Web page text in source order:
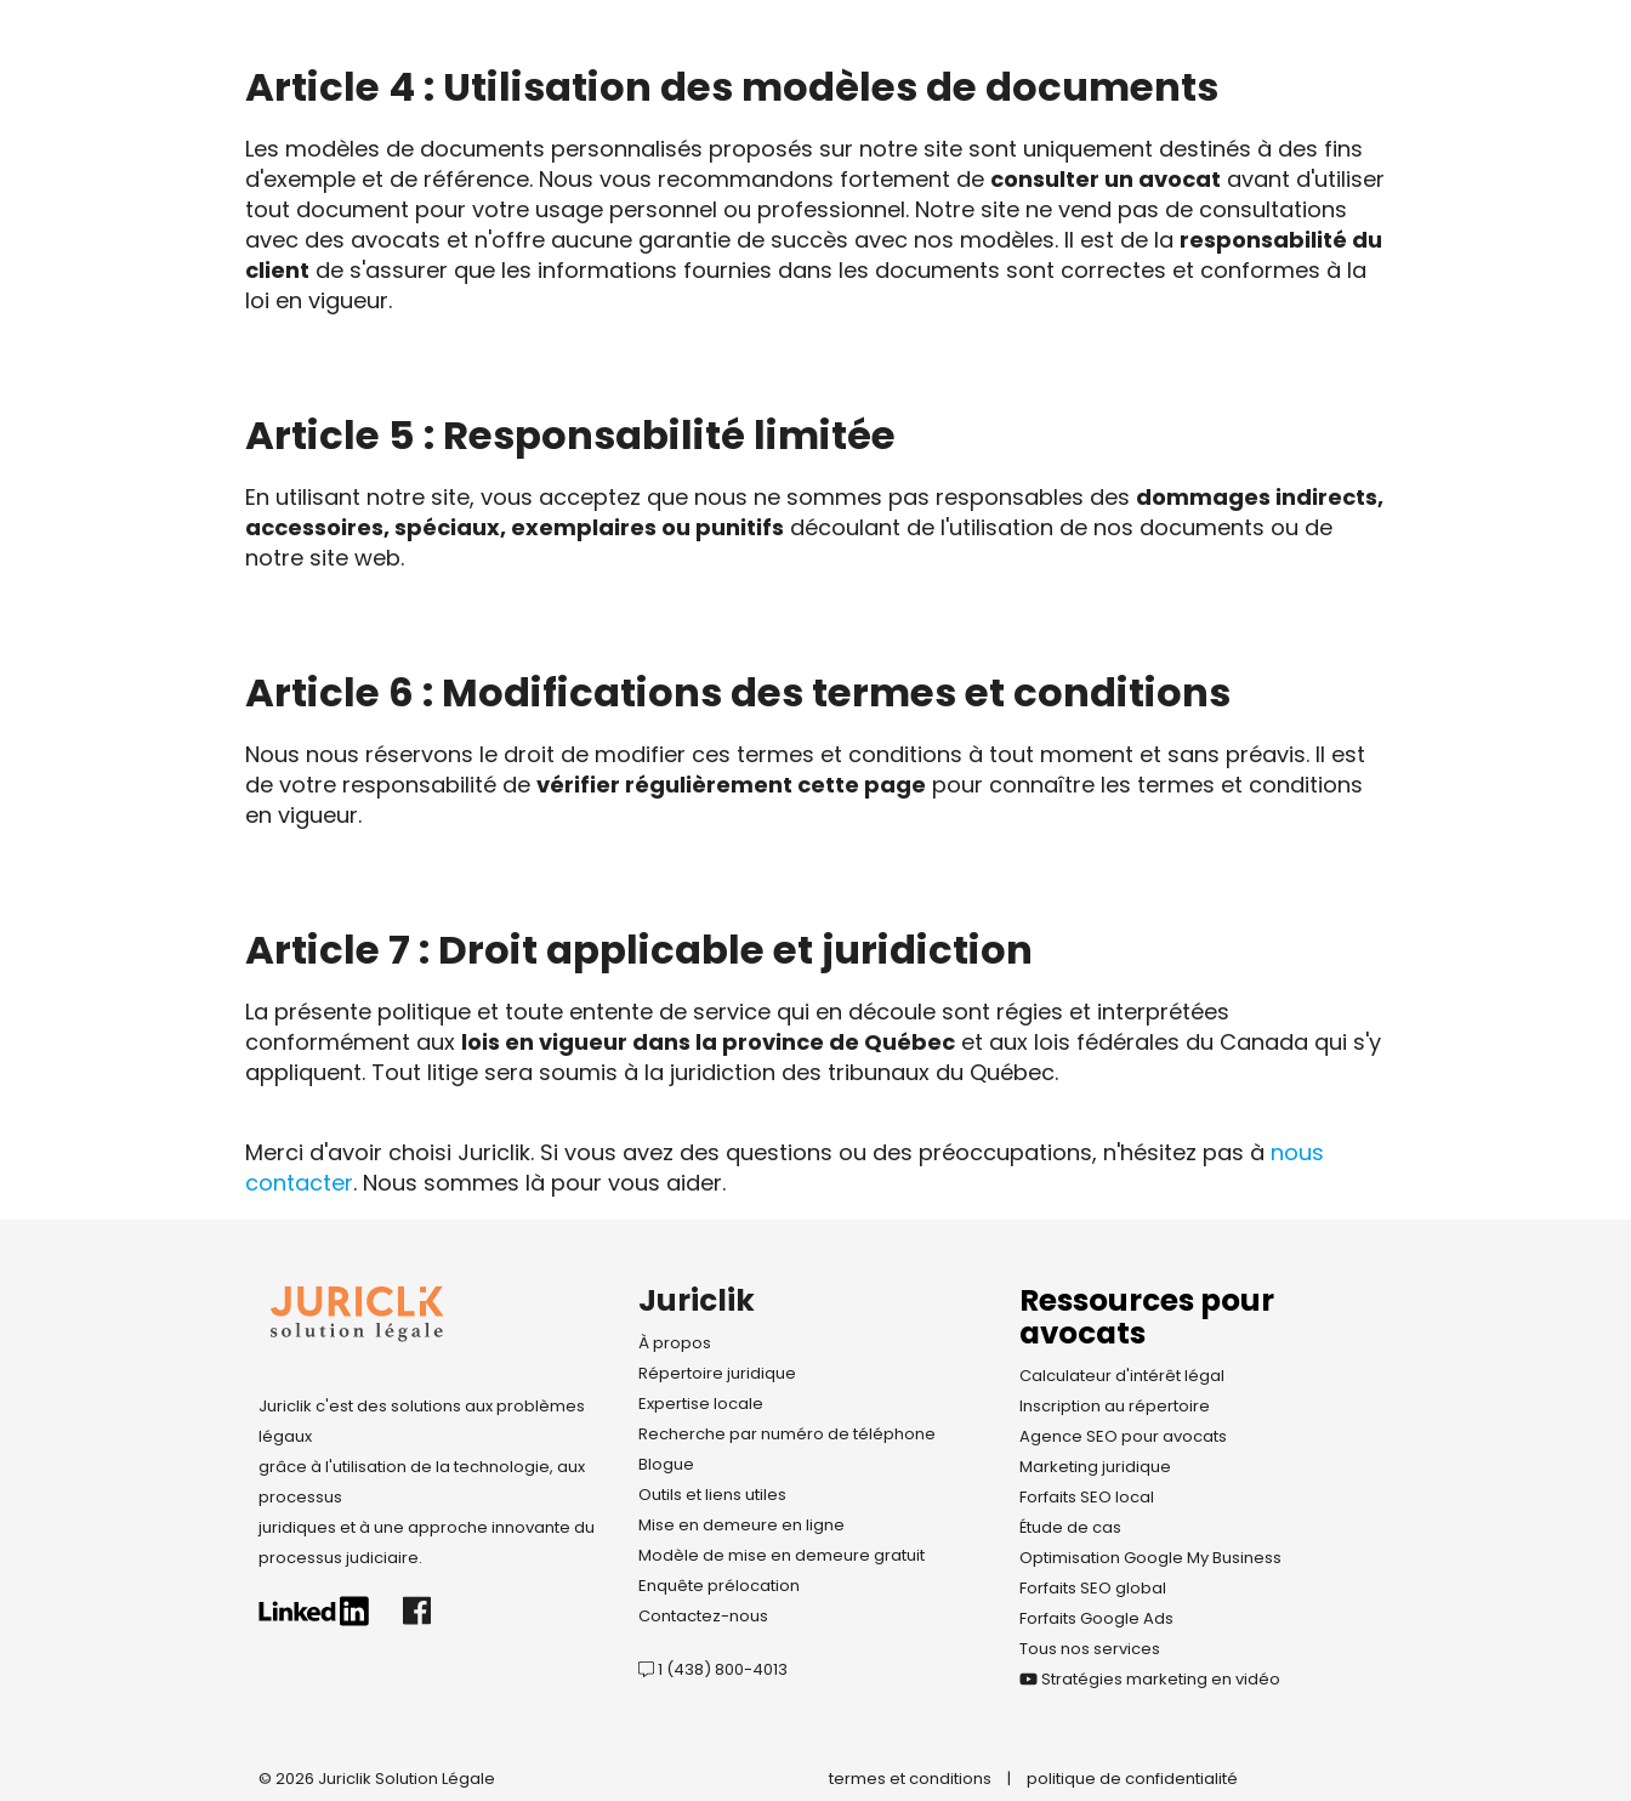
Article 4 : Utilisation des modèles de documents
Les modèles de documents personnalisés proposés sur notre site sont uniquement destinés à des fins
d'exemple et de référence. Nous vous recommandons fortement de consulter un avocat avant d'utiliser
tout document pour votre usage personnel ou professionnel. Notre site ne vend pas de consultations
avec des avocats et n'offre aucune garantie de succès avec nos modèles. Il est de la responsabilité du
client de s'assurer que les informations fournies dans les documents sont correctes et conformes à la
loi en vigueur.
Article 5 : Responsabilité limitée
En utilisant notre site, vous acceptez que nous ne sommes pas responsables des dommages indirects,
accessoires, spéciaux, exemplaires ou punitifs découlant de l'utilisation de nos documents ou de
notre site web.
Article 6 : Modifications des termes et conditions
Nous nous réservons le droit de modifier ces termes et conditions à tout moment et sans préavis. Il est
de votre responsabilité de vérifier régulièrement cette page pour connaître les termes et conditions
en vigueur.
Article 7 : Droit applicable et juridiction
La présente politique et toute entente de service qui en découle sont régies et interprétées
conformément aux lois en vigueur dans la province de Québecet aux lois fédérales du Canada qui s'y
appliquent. Tout litige sera soumis à la juridiction des tribunaux du Québec.
Merci d'avoir choisi Juriclik. Si vous avez des questions ou des préoccupations, n'hésitez pas à nous
contacter. Nous sommes là pour vous aider.
Juriclik c'est des solutions aux problèmes
légaux
grâce à l'utilisation de la technologie, aux
processus
juridiques et à une approche innovante du
processus judiciaire.
Juriclik
À propos
Répertoire juridique
Expertise locale
Recherche par numéro de téléphone
Blogue
Outils et liens utiles
Mise en demeure en ligne
Modèle de mise en demeure gratuit
Enquête prélocation
Contactez-nous
1 (438) 800-4013
Ressources pour
avocats
Calculateur d'intérêt légal
Inscription au répertoire
Agence SEO pour avocats
Marketing juridique
Forfaits SEO local
Étude de cas
Optimisation Google My Business
Forfaits SEO global
Forfaits Google Ads
Tous nos services
Stratégies marketing en vidéo
© 2026 Juriclik Solution Légale termes et conditions | politique de confidentialité